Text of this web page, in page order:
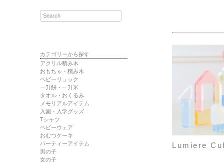
カテゴリーから探す
アクリル積み木
おもちゃ・積み木
ベビーリュック
一升餅・一升米
タオル・おくるみ
メモリアルアイテム
入園・入学グッズ
Tシャツ
ベビーウェア
おむつケーキ
パーティーアイテム
男の子
女の子
Lumiere